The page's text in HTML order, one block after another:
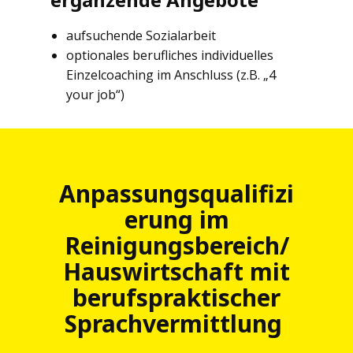
aufsuchende Sozialarbeit
optionales berufliches individuelles
Einzelcoaching im Anschluss (z.B. „4
your job“)
Anpassungsqualifizi
erung im
Reinigungsbereich/
Hauswirtschaft mit
berufspraktischer
Sprachvermittlung